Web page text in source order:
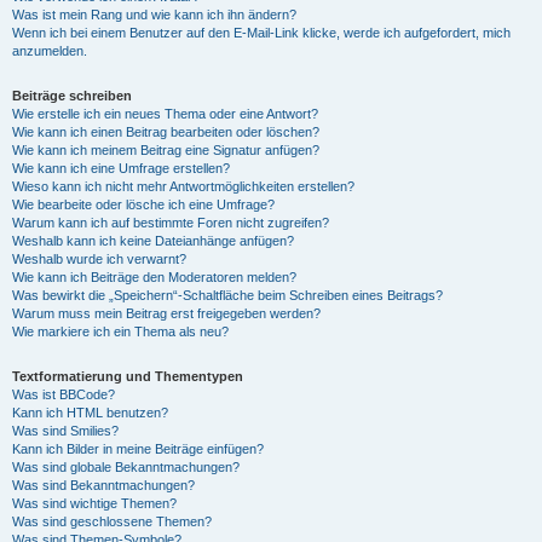
Was ist mein Rang und wie kann ich ihn ändern?
Wenn ich bei einem Benutzer auf den E-Mail-Link klicke, werde ich aufgefordert, mich
anzumelden.
Beiträge schreiben
Wie erstelle ich ein neues Thema oder eine Antwort?
Wie kann ich einen Beitrag bearbeiten oder löschen?
Wie kann ich meinem Beitrag eine Signatur anfügen?
Wie kann ich eine Umfrage erstellen?
Wieso kann ich nicht mehr Antwortmöglichkeiten erstellen?
Wie bearbeite oder lösche ich eine Umfrage?
Warum kann ich auf bestimmte Foren nicht zugreifen?
Weshalb kann ich keine Dateianhänge anfügen?
Weshalb wurde ich verwarnt?
Wie kann ich Beiträge den Moderatoren melden?
Was bewirkt die „Speichern“-Schaltfläche beim Schreiben eines Beitrags?
Warum muss mein Beitrag erst freigegeben werden?
Wie markiere ich ein Thema als neu?
Textformatierung und Thementypen
Was ist BBCode?
Kann ich HTML benutzen?
Was sind Smilies?
Kann ich Bilder in meine Beiträge einfügen?
Was sind globale Bekanntmachungen?
Was sind Bekanntmachungen?
Was sind wichtige Themen?
Was sind geschlossene Themen?